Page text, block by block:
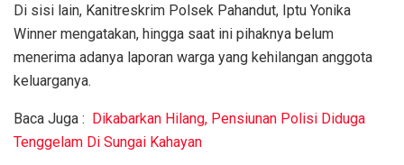
Di sisi lain, Kanitreskrim Polsek Pahandut, Iptu Yonika
Winner mengatakan, hingga saat ini pihaknya belum
menerima adanya laporan warga yang kehilangan anggota
keluarganya.
Baca Juga : Dikabarkan Hilang, Pensiunan Polisi Diduga
Tenggelam Di Sungai Kahayan